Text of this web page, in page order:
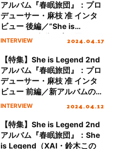
アルバム『春眠旅団』：プロ
デューサー・麻枝 准 インタ
ビュー 後編／“She is
Legendは自分の生き甲
創作術に迫る
INTERVIEW 2024.04.17
【特集】She is Legend 2nd
アルバム『春眠旅団』：プロ
デューサー・麻枝 准 インタ
ビュー 前編／新アルバムの魅
力、今作への想いに迫る
INTERVIEW 2024.04.12
【特集】She is Legend 2nd
アルバム『春眠旅団』：She
is Legend（XAI・鈴木この